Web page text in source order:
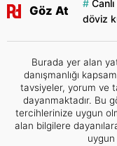
Göz At
döviz
Burada yer alan
danışmanlığı
tavsiyeler, yorum ve
dayanmaktadır. Bu
tercihlerinize uygun
alan bilgilere